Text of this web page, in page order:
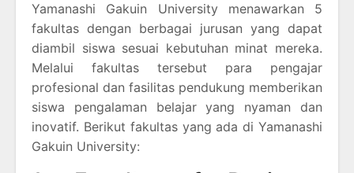
Yamanashi Gakuin University menawarkan 5
fakultas dengan berbagai jurusan yang dapat
diambil siswa sesuai kebutuhan minat mereka.
Melalui fakultas tersebut para pengajar
profesional dan fasilitas pendukung memberikan
siswa pengalaman belajar yang nyaman dan
inovatif. Berikut fakultas yang ada di Yamanashi
Gakuin University: